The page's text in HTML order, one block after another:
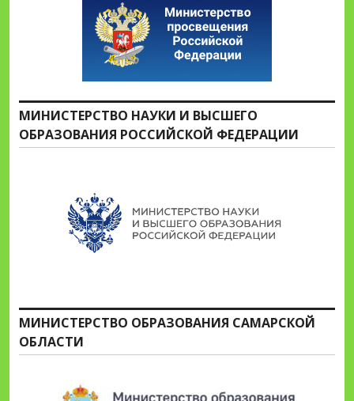
МИНИСТЕРСТВО НАУКИ И ВЫСШЕГО
ОБРАЗОВАНИЯ РОССИЙСКОЙ ФЕДЕРАЦИИ
МИНИСТЕРСТВО ОБРАЗОВАНИЯ САМАРСКОЙ
ОБЛАСТИ